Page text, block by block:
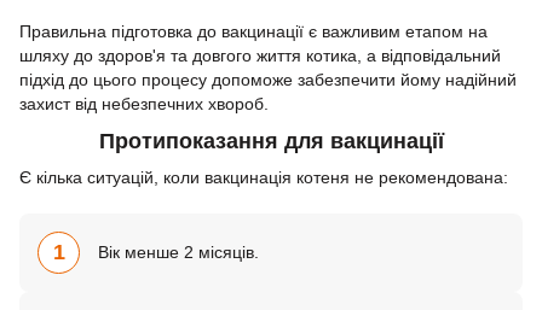
Правильна підготовка до вакцинації є важливим етапом на
шляху до здоров'я та довгого життя котика, а відповідальний
підхід до цього процесу допоможе забезпечити йому надійний
захист від небезпечних хвороб.
Протипоказання для вакцинації
Є кілька ситуацій, коли вакцинація котеня не рекомендована:
1 Вік менше 2 місяців.